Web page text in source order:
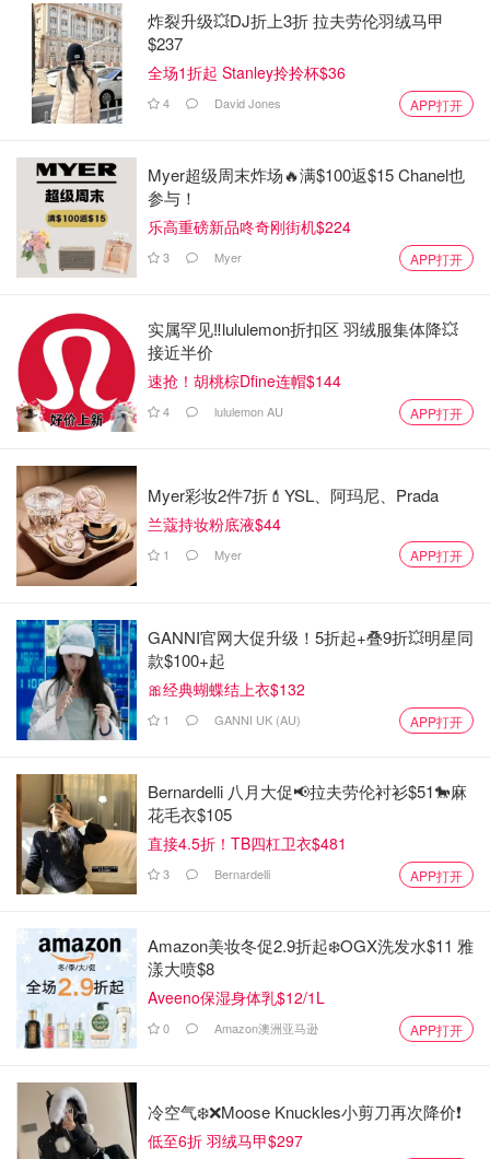
炸裂升级💥DJ折上3折 拉夫劳伦羽绒马甲
$237
全场1折起 Stanley拎拎杯$36
4 David Jones APP打开
Myer超级周末炸场🔥满$100返$15 Chanel也
参与！
乐高重磅新品咚奇刚街机$224
3 Myer APP打开
实属罕见‼️lululemon折扣区 羽绒服集体降💥
接近半价
速抢！胡桃棕Dfine连帽$144
4 lululemon AU APP打开
Myer彩妆2件7折💄YSL、阿玛尼、Prada
兰蔻持妆粉底液$44
1 Myer APP打开
GANNI官网大促升级！5折起+叠9折💥明星同
款$100+起
🎀经典蝴蝶结上衣$132
1 GANNI UK (AU) APP打开
Bernardelli 八月大促📢拉夫劳伦衬衫$51🐎麻
花毛衣$105
直接4.5折！TB四杠卫衣$481
3 Bernardelli APP打开
Amazon美妆冬促2.9折起❄️OGX洗发水$11 雅
漾大喷$8
Aveeno保湿身体乳$12/1L
0 Amazon澳洲亚马逊 APP打开
冷空气❄️❌️Moose Knuckles小剪刀再次降价❗️
低至6折 羽绒马甲$297